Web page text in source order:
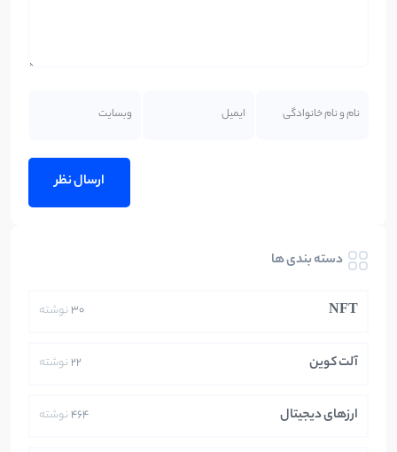
دسته بندی ها
NFT
30نوشته
آلت کوین 22نوشته
ارزهای دیجیتال 464نوشته